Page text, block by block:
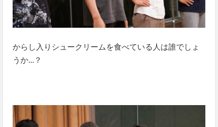
からし入りシュークリームを食べている人は誰でしょ
うか...？